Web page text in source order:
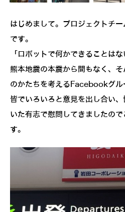
はじめまして。プロジェクトチ
です。
「ロボットで何かできることはな
熊本地震の本震から間もなく、
のかたちを考えるFacebookグル
皆でいろいろと意見を出し合い
いた有志で慰問してきましたの
す。